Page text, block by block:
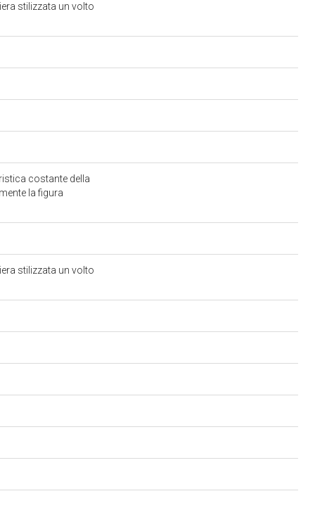
stilizzata un volto
costante della
la figura
stilizzata un volto